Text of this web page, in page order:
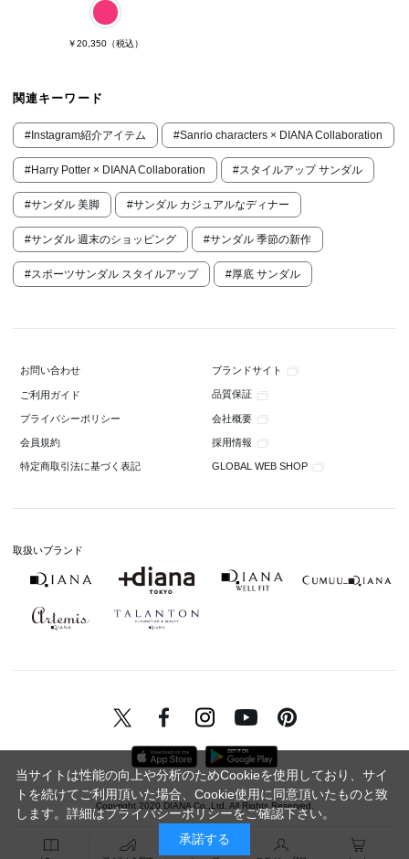
￥20,350 （税込）
関連キーワード
#Instagram紹介アイテム #Sanrio characters × DIANA Collaboration
#Harry Potter × DIANA Collaboration #スタイルアップ サンダル
#サンダル 美脚 #サンダル カジュアルなディナー
#サンダル 週末のショッピング #サンダル 季節の新作
#スポーツサンダル スタイルアップ #厚底 サンダル
お問い合わせ ブランドサイト
ご利用ガイド 品質保証
プライバシーポリシー 会社概要
会員規約 採用情報
特定商取引法に基づく表記 GLOBAL WEB SHOP
取扱いブランド
Copyright 2020 DIANA Co.,Ltd. All Rights Reserved.
当サイトは性能の向上や分析のためCookieを使用しており、サイ
トを続けてご利用頂いた場合、Cookie使用に同意頂いたものと致
します。詳細はプライバシーポリシーをご確認下さい。
承諾する